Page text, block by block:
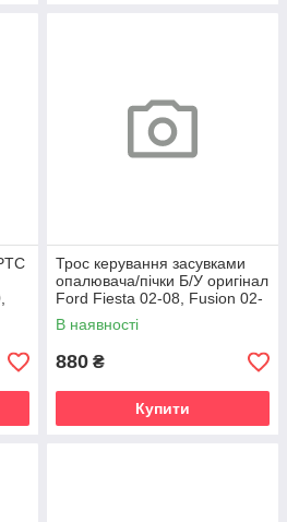
Трос керування засувками
опалювача/пічки Б/У оригінал
Ford Fiesta 02-08, Fusion 02-
12
В наявності
880 ₴
Купити